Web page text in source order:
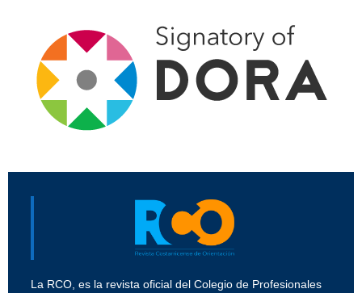
La RCO, es la revista oficial del Colegio de Profesionales